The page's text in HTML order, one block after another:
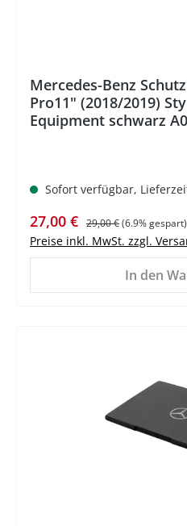
Mercedes-Benz
Pro11" (2018/2019)
Equipment schwarz
Sofort verfügbar,
Verkaufspreis:
27,00 € Regulärer Preis:
29,00 €(6.9% gespart)
Preise inkl. MwSt. zzgl.
In den